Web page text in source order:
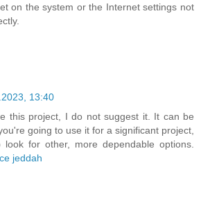
on the system or the Internet settings not
13:40
this project, I do not suggest it. It can be
going to use it for a significant project,
for other, more dependable options.
jeddah